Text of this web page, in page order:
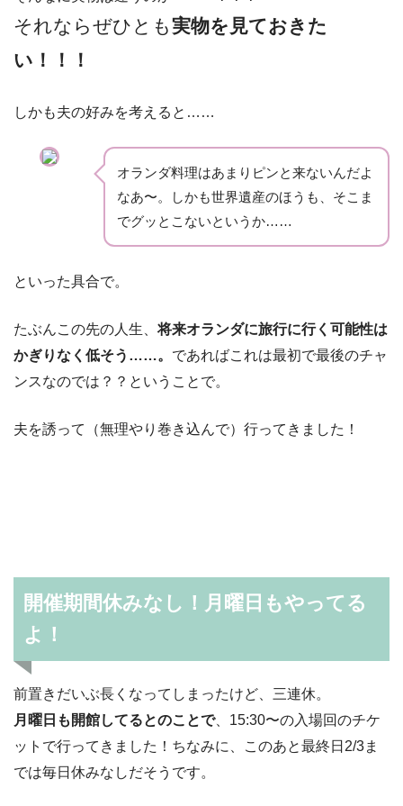
それならぜひとも実物を見ておきた
い！！！
しかも夫の好みを考えると……
オランダ料理はあまりピンと来ないんだよ
なあ〜。しかも世界遺産のほうも、そこま
でグッとこないというか……
といった具合で。
たぶんこの先の人生、将来オランダに旅行に行く可能性は
かぎりなく低そう……。 であればこれは最初で最後のチャ
ンスなのでは？？ということで。
夫を誘って（無理やり巻き込んで）行ってきました！
開催期間休みなし！月曜日もやってる
よ！
前置きだいぶ長くなってしまったけど、三連休。
月曜日も開館してるとのことで、15:30〜の入場回のチケ
ットで行ってきました！ちなみに、このあと最終日2/3ま
では毎日休みなしだそうです。